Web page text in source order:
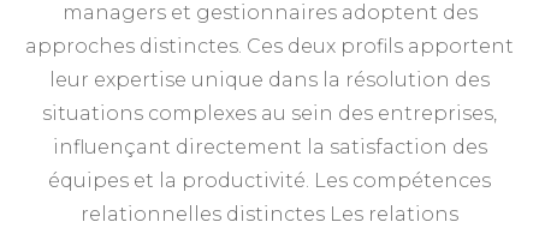
managers et gestionnaires adoptent des
approches distinctes. Ces deux profils apportent
leur expertise unique dans la résolution des
situations complexes au sein des entreprises,
influençant directement la satisfaction des
équipes et la productivité. Les compétences
relationnelles distinctes Les relations